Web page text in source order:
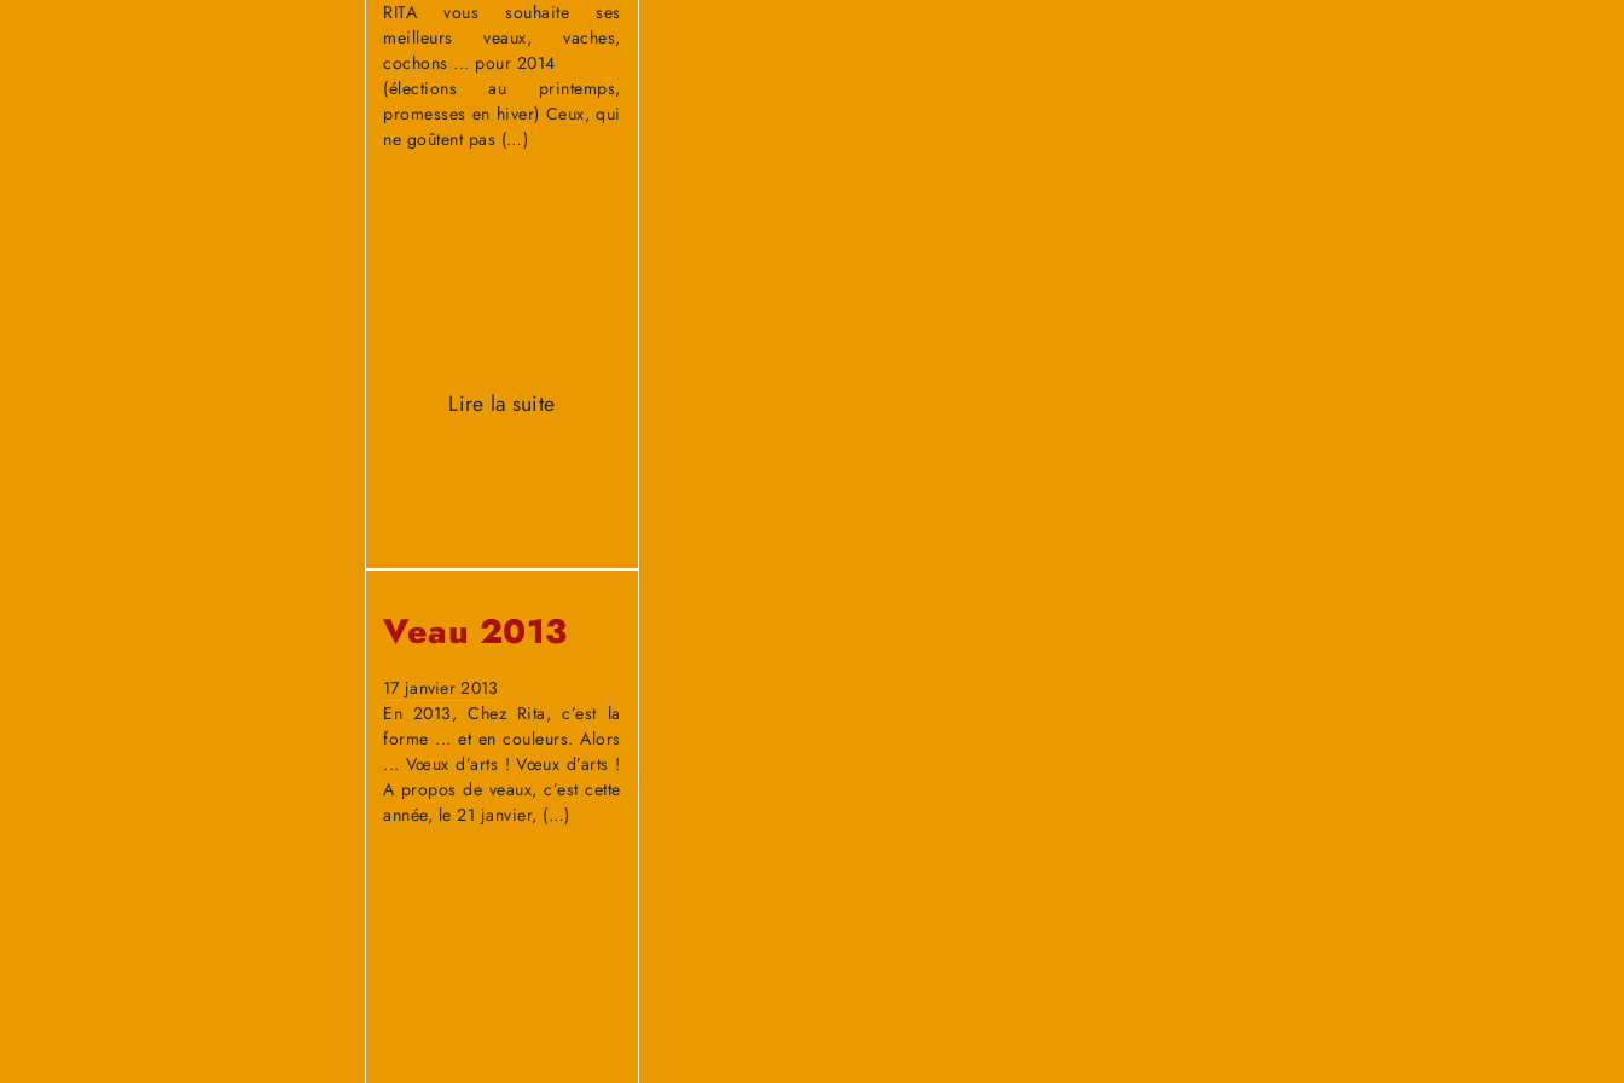
RITA vous souhaite ses
meilleurs veaux, vaches,
cochons ... pour 2014
(élections au printemps,
promesses en hiver) Ceux, qui
ne goûtent pas (…)
Lire la suite
Veau 2013
17 janvier 2013
En 2013, Chez Rita, c’est la
forme ... et en couleurs. Alors
... Vœux d’arts ! Vœux d’arts !
A propos de veaux, c’est cette
année, le 21 janvier, (…)